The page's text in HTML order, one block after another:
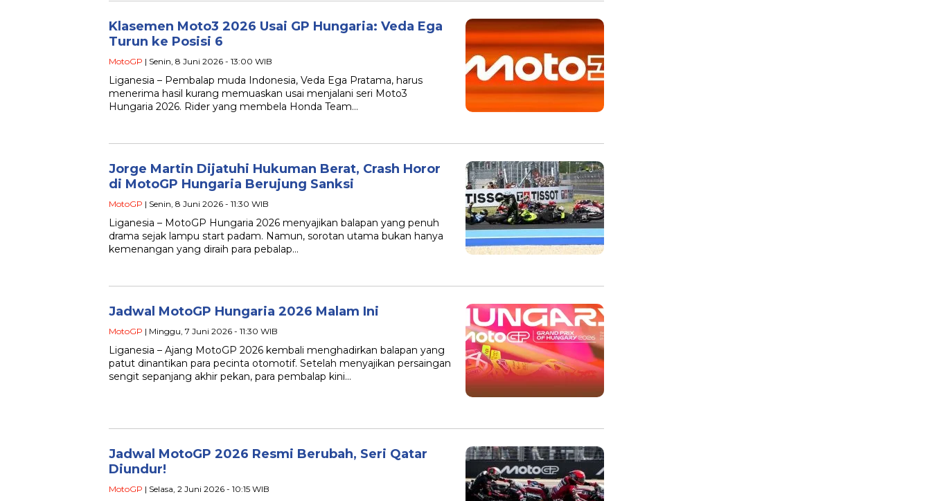
Klasemen Moto3 2026 Usai GP Hungaria: Veda Ega
Turun ke Posisi 6
MotoGP | Senin, 8 Juni 2026 - 13:00 WIB
Liganesia – Pembalap muda Indonesia, Veda Ega Pratama, harus
menerima hasil kurang memuaskan usai menjalani seri Moto3
Hungaria 2026. Rider yang membela Honda Team…
Jorge Martin Dijatuhi Hukuman Berat, Crash Horor
di MotoGP Hungaria Berujung Sanksi
MotoGP | Senin, 8 Juni 2026 - 11:30 WIB
Liganesia – MotoGP Hungaria 2026 menyajikan balapan yang penuh
drama sejak lampu start padam. Namun, sorotan utama bukan hanya
kemenangan yang diraih para pebalap…
Jadwal MotoGP Hungaria 2026 Malam Ini
MotoGP | Minggu, 7 Juni 2026 - 11:30 WIB
Liganesia – Ajang MotoGP 2026 kembali menghadirkan balapan yang
patut dinantikan para pecinta otomotif. Setelah menyajikan persaingan
sengit sepanjang akhir pekan, para pembalap kini…
Jadwal MotoGP 2026 Resmi Berubah, Seri Qatar
Diundur!
MotoGP | Selasa, 2 Juni 2026 - 10:15 WIB